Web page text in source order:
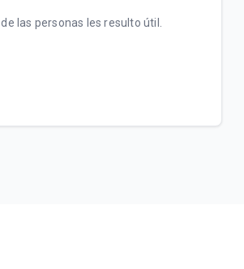
de las personas les resulto útil.